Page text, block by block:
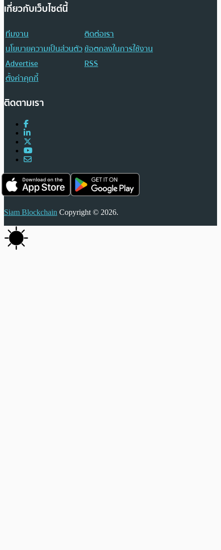
เกี่ยวกับเว็บไซต์นี้
ทีมงาน
ติดต่อเรา
นโยบายความเป็นส่วนตัวข้อตกลงในการใช้งาน
Advertise
RSS
ตั้งค่าคุกกี้
ติดตามเรา
Siam Blockchain Copyright © 2026.